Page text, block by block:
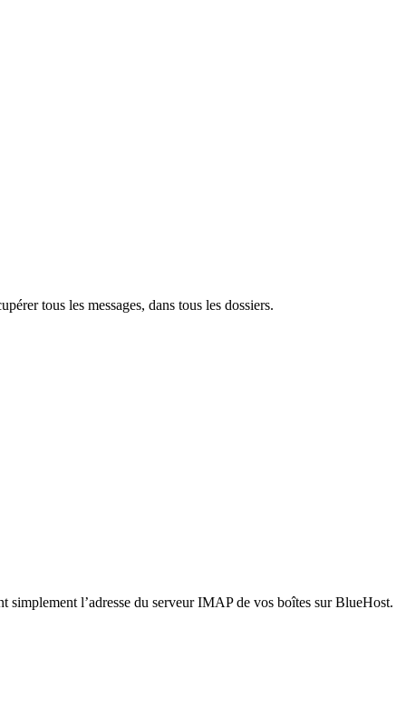
tous les messages, dans tous les dossiers.
l’adresse du serveur IMAP de vos boîtes sur BlueHost.